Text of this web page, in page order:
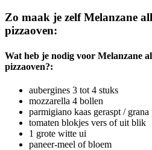
Zo maak je zelf Melanzane
pizzaoven:
Wat heb je nodig voor Melanzane
pizzaoven?:
aubergines 3 tot 4 stuks
mozzarella 4 bollen
parmigiano kaas geraspt /
tomaten blokjes vers of uit blik
1 grote witte ui
paneer-meel of bloem